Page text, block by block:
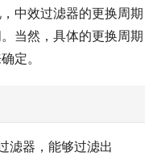
中效过滤器的更换周期
当然，具体的更换周期
定。
滤器，能够过滤出